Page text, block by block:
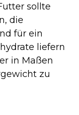
sollte
die
für ein
liefern
in Maßen
zu